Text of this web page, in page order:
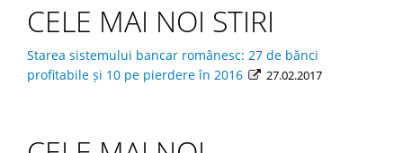
CELE MAI NOI STIRI
Starea sistemului bancar românesc: 27 de bănci
profitabile şi 10 pe pierdere în 2016
27.02.2017